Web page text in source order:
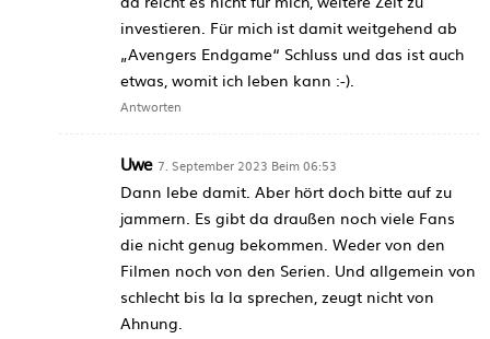
investieren. Für mich ist damit weitgehend ab
„Avengers Endgame“ Schluss und das ist auch
etwas, womit ich leben kann :-).
Antworten
Uwe 7. September 2023 Beim 06:53
Dann lebe damit. Aber hört doch bitte auf zu
jammern. Es gibt da draußen noch viele Fans
die nicht genug bekommen. Weder von den
Filmen noch von den Serien. Und allgemein von
schlecht bis la la sprechen, zeugt nicht von
Ahnung.